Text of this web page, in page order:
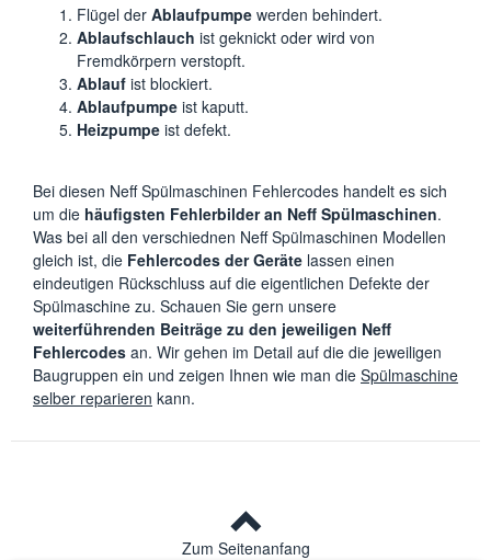
Flügel der Ablaufpumpe werden behindert.
Ablaufschlauch ist geknickt oder wird von
Fremdkörpern verstopft.
Ablauf ist blockiert.
Ablaufpumpe ist kaputt.
Heizpumpe ist defekt.
Bei diesen Neff Spülmaschinen Fehlercodes handelt es sich
um die häufigsten Fehlerbilder an Neff Spülmaschinen.
Was bei all den verschiednen Neff Spülmaschinen Modellen
gleich ist, die Fehlercodes der Geräte lassen einen
eindeutigen Rückschluss auf die eigentlichen Defekte der
Spülmaschine zu. Schauen Sie gern unsere
weiterführenden Beiträge zu den jeweiligen Neff
Fehlercodes an. Wir gehen im Detail auf die die jeweiligen
Baugruppen ein und zeigen Ihnen wie man die Spülmaschine
selber reparieren kann.
Zum Seitenanfang